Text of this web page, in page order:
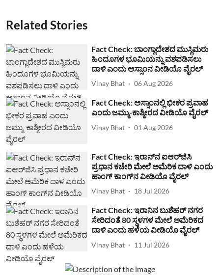
Related Stories
Fact Check: ಬಾಂಗ್ಲಾದೇಶದ ಮುಸ್ಲಿಮರು
ಹಿಂದೂಗಳ ಭೂಮಿಯನ್ನು ವಶಪಡಿಸಲು
ದಾಳಿ ಎಂದು ಅಸ್ಸಾಂನ ವೀಡಿಯೊ ವೈರಲ್
Vinay Bhat 06 Aug 2026
Fact Check: ಅಸ್ಸಾಂನಲ್ಲಿ ಭೀಕರ ಪ್ರವಾಹ
ಎಂದು ಜಮ್ಮು-ಕಾಶ್ಮೀರದ ವೀಡಿಯೊ ವೈರಲ್
Vinay Bhat 01 Aug 2026
Fact Check: ಇರಾನ್‌ನ ಐಆರ್‌ಜಿಸಿ
ಪ್ರಧಾನ ಕಚೇರಿ ಮೇಲೆ ಅಮೆರಿಕ ದಾಳಿ ಎಂದು
ಹಾಂಗ್ ಕಾಂಗ್​ನ ವೀಡಿಯೊ ವೈರಲ್
Vinay Bhat 18 Jul 2026
Fact Check: ಇರಾನಿನ ಬುಶೆಹರ್ ನಗರ
ಸೇರಿದಂತೆ 80 ಸ್ಥಳಗಳ ಮೇಲೆ ಅಮೆರಿಕದ
ದಾಳಿ ಎಂದು ಹಳೆಯ ವೀಡಿಯೊ ವೈರಲ್
Vinay Bhat 11 Jul 2026